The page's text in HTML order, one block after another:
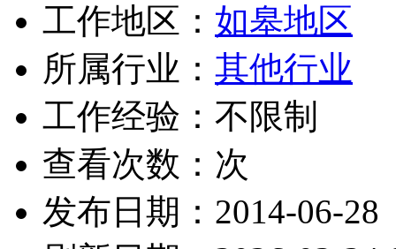
工作地区： 如皋地区
所属行业： 其他行业
工作经验：不限制
查看次数： 次
发布日期：2014-06-28